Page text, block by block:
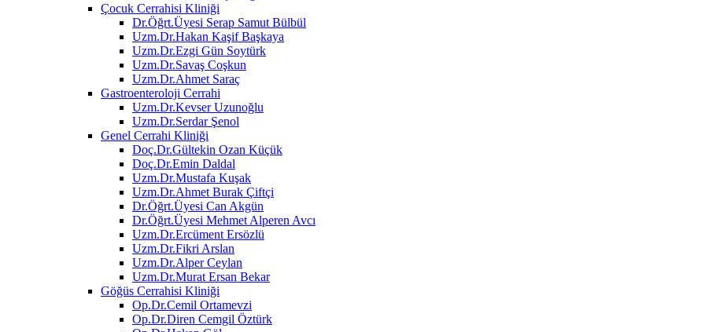
Çocuk Cerrahisi Kliniği
Dr.Öğrt.Üyesi Serap Samut Bülbül
Uzm.Dr.Hakan Kaşif Başkaya
Uzm.Dr.Ezgi Gün Soytürk
Uzm.Dr.Savaş Coşkun
Uzm.Dr.Ahmet Saraç
Gastroenteroloji Cerrahi
Uzm.Dr.Kevser Uzunoğlu
Uzm.Dr.Serdar Şenol
Genel Cerrahi Kliniği
Doç.Dr.Gültekin Ozan Küçük
Doç.Dr.Emin Daldal
Uzm.Dr.Mustafa Kuşak
Uzm.Dr.Ahmet Burak Çiftçi
Dr.Öğrt.Üyesi Can Akgün
Dr.Öğrt.Üyesi Mehmet Alperen Avcı
Uzm.Dr.Ercüment Ersözlü
Uzm.Dr.Fikri Arslan
Uzm.Dr.Alper Ceylan
Uzm.Dr.Murat Ersan Bekar
Göğüs Cerrahisi Kliniği
Op.Dr.Cemil Ortamevzi
Op.Dr.Diren Cemgil Öztürk